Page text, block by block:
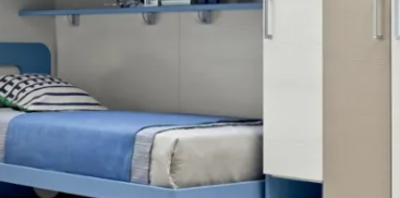
Le camerette realizzate pensando a te!